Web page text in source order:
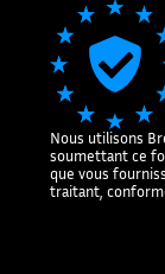
Nous utilisons
soumettant ce
que vous
traitant,